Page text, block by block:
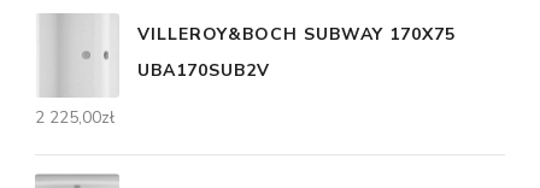
VILLEROY&BOCH SUBWAY 170X75
UBA170SUB2V
2 225,00zł